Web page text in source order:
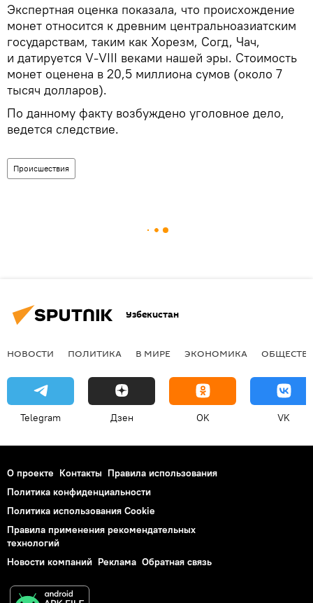
Экспертная оценка показала, что происхождение
монет относится к древним центральноазиатским
государствам, таким как Хорезм, Согд, Чач,
и датируется V-VIII веками нашей эры. Стоимость
монет оценена в 20,5 миллиона сумов (около 7
тысяч долларов).
По данному факту возбуждено уголовное дело,
ведется следствие.
Происшествия
Узбекистан
НОВОСТИ ПОЛИТИКА В МИРЕ ЭКОНОМИКА
Telegram Дзен OK VK
О проекте Контакты Правила использования
Политика конфиденциальности
Политика использования Cookie
Правила применения рекомендательных
технологий
Новости компаний Реклама Обратная связь